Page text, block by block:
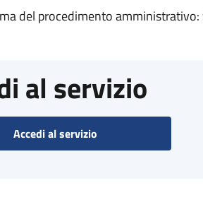
del procedimento
al servizio
Accedi al servizio